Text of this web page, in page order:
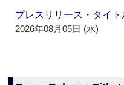
プレスリリース・タイ
2026年08月05日 (水)